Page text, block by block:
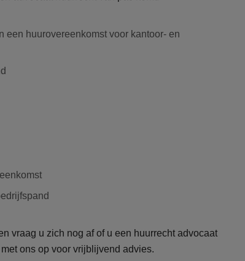
een huurovereenkomst voor kantoor- en
vraag u zich nog af of u een huurrecht advocaat
met ons op voor vrijblijvend advies.